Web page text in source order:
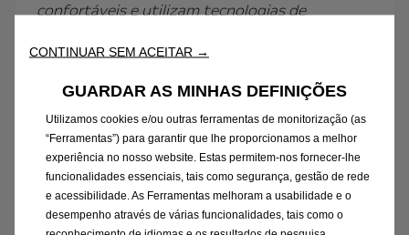
confortáveis e utilizam tecnologias de
prazer de condução e muito bons níveis de
comportamento de uma forma geral, sem
ficarem a dever nada à sua vocação utilitária.
Oferecem aos profissionais uma escolha
alargada de carroçarias e motores. São,
claramente, uma nova referência no mundo dos
furgões».
CONTINUAR SEM ACEITAR →
GUARDAR AS MINHAS DEFINIÇÕES
Utilizamos cookies e/ou outras ferramentas de monitorização (as
“Ferramentas”) para garantir que lhe proporcionamos a melhor
experiência no nosso website. Estas permitem-nos fornecer-lhe
funcionalidades essenciais, tais como segurança, gestão de rede
e acessibilidade. As Ferramentas melhoram a usabilidade e o
desempenho através de várias funcionalidades, tais como o